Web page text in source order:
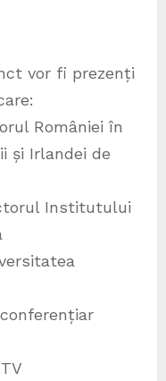
vor fi prezenți
României în
și Irlandei de
Institutului